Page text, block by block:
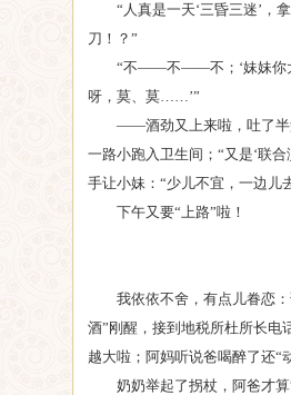
“人真是一天‘三昏三迷’，
刀！？”
“不——不——不；‘妹妹你大
呀，莫、莫……’”
——酒劲又上来啦，吐了半
一路小跑入卫生间；“又是‘联
手让小妹：“少儿不宜，一边儿
下午又要“上路”啦！
我依依不舍，有点儿眷恋：
酒”刚醒，接到地税所杜所长电
越大啦；阿妈听说爸喝醉了还
奶奶举起了拐杖，阿爸才算